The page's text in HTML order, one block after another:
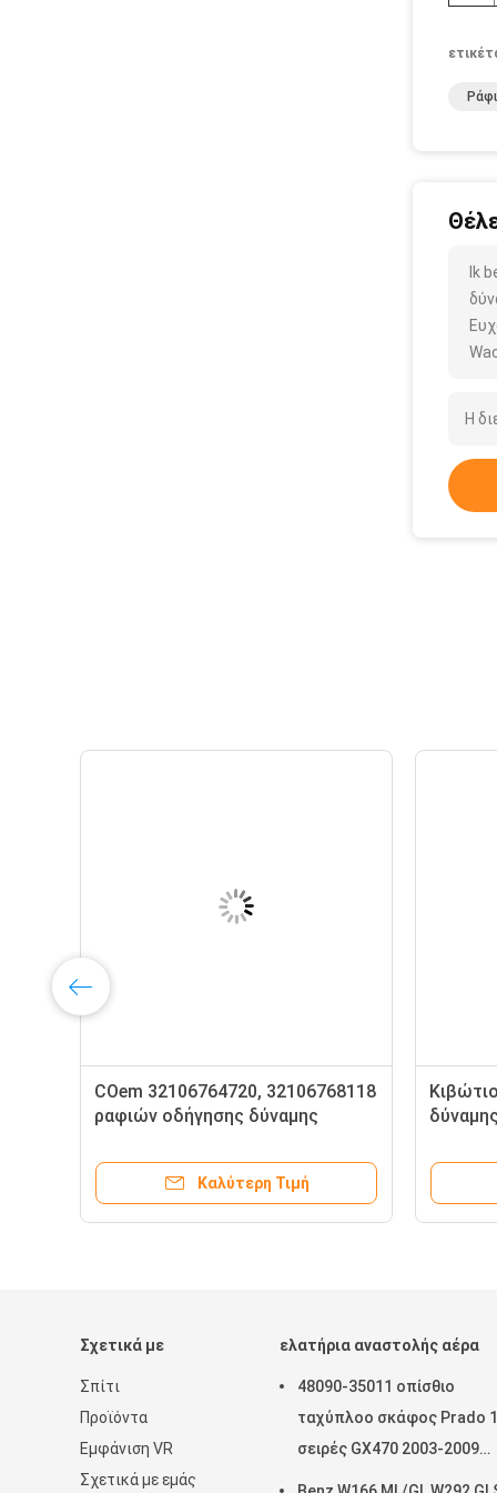
Ik
COem 32106764720, 32106768118
ραφιών οδήγησης δύναμης
της BMW E66
Καλύτερη Τιμή
Σχετικά με
Σπίτι
Προϊόντα
Εμφάνιση VR
Σχετικά με εμάς
ελατήρια αναστολής αέρα
48090-35011 οπίσθιο
ταχύπλοο σκάφος Prado
σειρές GX470 2003-2009